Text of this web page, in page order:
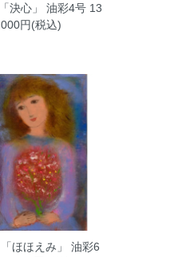
決心」 油彩4号13
円(税込)
ほほえみ」 油彩6